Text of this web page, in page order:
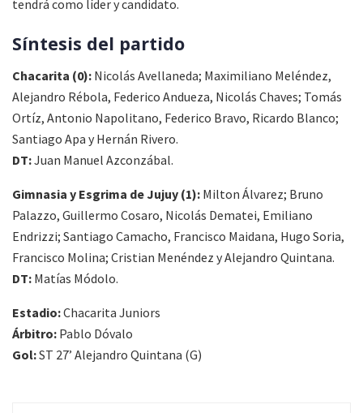
tendrá como líder y candidato.
Síntesis del partido
Chacarita (0): Nicolás Avellaneda; Maximiliano Meléndez,
Alejandro Rébola, Federico Andueza, Nicolás Chaves; Tomás
Ortíz, Antonio Napolitano, Federico Bravo, Ricardo Blanco;
Santiago Apa y Hernán Rivero.
DT:Juan Manuel Azconzábal.
Gimnasia y Esgrima de Jujuy (1): Milton Álvarez; Bruno
Palazzo, Guillermo Cosaro, Nicolás Dematei, Emiliano
Endrizzi; Santiago Camacho, Francisco Maidana, Hugo Soria,
Francisco Molina; Cristian Menéndez y Alejandro Quintana.
DT: Matías Módolo.
Estadio:Chacarita Juniors
Árbitro: Pablo Dóvalo
Gol:ST 27’ Alejandro Quintana (G)